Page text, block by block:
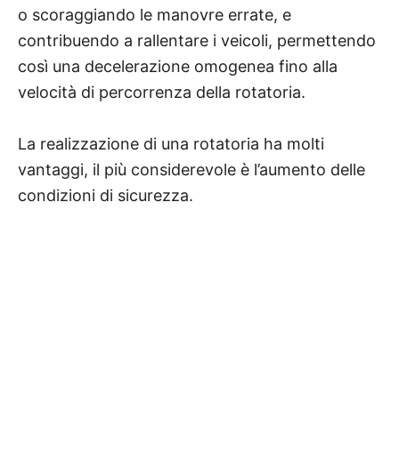
o scoraggiando le manovre errate, e
contribuendo a rallentare i veicoli, permettendo
così una decelerazione omogenea fino alla
velocità di percorrenza della rotatoria.
La realizzazione di una rotatoria ha molti
vantaggi, il più considerevole è l’aumento delle
condizioni di sicurezza.